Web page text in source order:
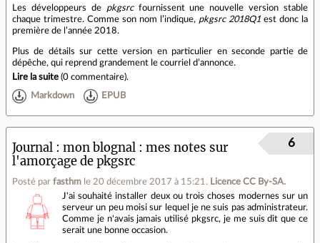
Les développeurs de pkgsrcfournissent une nouvelle version stable
chaque trimestre. Comme son nom l’indique, pkgsrc 2018Q1 est donc la
première de l’année 2018.
Plus de détails sur cette version en particulier en seconde partie de
dépêche, qui reprend grandement le courriel d’annonce.
Lire la suite (0 commentaire).
Markdown EPUB
Journal
mon blognal : mes notes sur
l'amorçage de pkgsrc
Posté par fasthm le 20 décembre 2017 à 15:21 . Licence CC By‑SA.
6
J'ai souhaité installer deux ou trois choses modernes sur un
serveur un peu moisi sur lequel je ne suis pas administrateur.
Comme je n'avais jamais utilisé pkgsrc, je me suis dit que ce
serait une bonne occasion.